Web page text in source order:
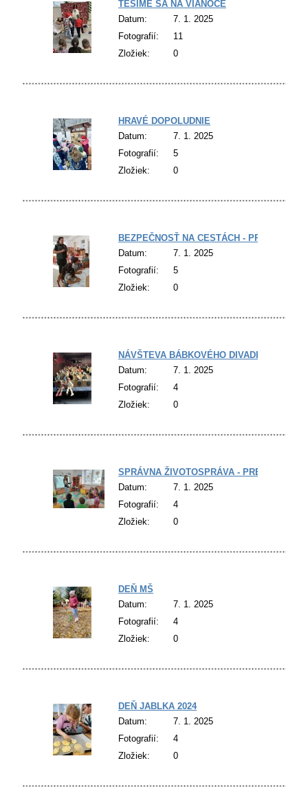
TEŠÍME SA NA VIANOCE
Datum:
7. 1. 2025
Fotografií:
11
Zložiek:
0
HRAVÉ DOPOLUDNIE
Datum:
7. 1. 2025
Fotografií:
5
Zložiek:
0
BEZPEČNOSŤ NA CESTÁCH - PREDNÁŠKA
Datum:
7. 1. 2025
Fotografií:
5
Zložiek:
0
NÁVŠTEVA BÁBKOVÉHO DIVADLA
Datum:
7. 1. 2025
Fotografií:
4
Zložiek:
0
SPRÁVNA ŽIVOTOSPRÁVA - PREDNÁŠKA
Datum:
7. 1. 2025
Fotografií:
4
Zložiek:
0
DEŇ MŠ
Datum:
7. 1. 2025
Fotografií:
4
Zložiek:
0
DEŇ JABLKA 2024
Datum:
7. 1. 2025
Fotografií:
4
Zložiek:
0